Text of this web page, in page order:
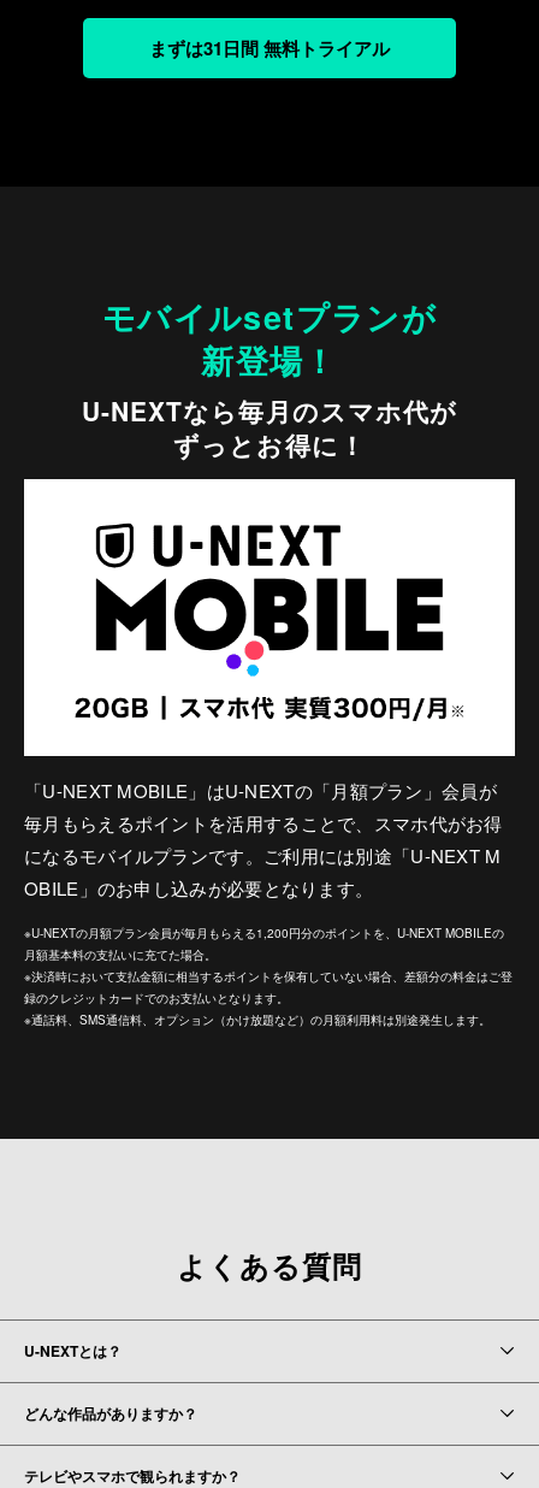
まずは31日間 無料トライアル
モバイルsetプランが
新登場！
U-NEXTなら毎月のスマホ代が
ずっとお得に！
「U-NEXT MOBILE」はU-NEXTの「月額プラン」会員が
毎月もらえるポイントを活用することで、スマホ代がお得
になるモバイルプランです。ご利用には別途「U-NEXT M
OBILE」のお申し込みが必要となります。
※U-NEXTの月額プラン会員が毎月もらえる1,200円分のポイントを、U-NEXT MOBILEの
月額基本料の支払いに充てた場合。
※決済時において支払金額に相当するポイントを保有していない場合、差額分の料金はご登
録のクレジットカードでのお支払いとなります。
※通話料、SMS通信料、オプション（かけ放題など）の月額利用料は別途発生します。
よくある質問
U-NEXTとは？
どんな作品がありますか？
テレビやスマホで観られますか？